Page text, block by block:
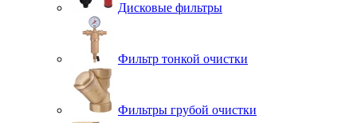
Дисковые фильтры
Фильтр тонкой очистки
Фильтры грубой очистки